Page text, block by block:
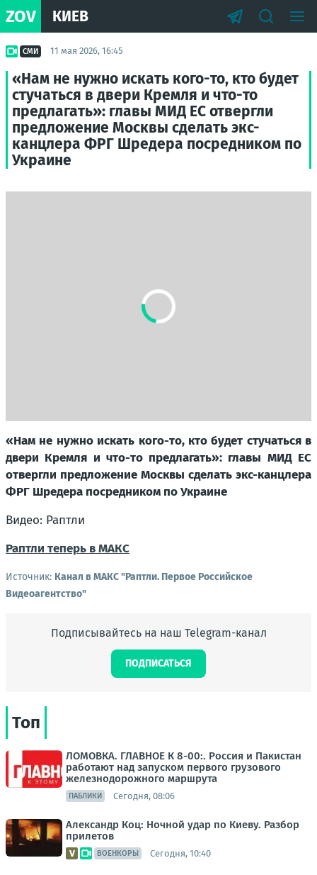
ZOV КИЕВ
СМИ 11 мая 2026, 16:45
«Нам не нужно искать кого-то, кто будет
стучаться в двери Кремля и что-то
предлагать»: главы МИД ЕС отвергли
предложение Москвы сделать экс-
канцлера ФРГ Шредера посредником по
Украине
«Нам не нужно искать кого-то, кто будет стучаться в
двери Кремля и что-то предлагать»: главы МИД ЕС
отвергли предложение Москвы сделать экс-канцлера
ФРГ Шредера посредником по Украине
Видео: Раптли
Раптли теперь в МАКС
Источник: Канал в МАКС "Раптли. Первое Российское
Видеоагентство"
Подписывайтесь на наш Telegram-канал
ПОДПИСАТЬСЯ
Топ
ЛОМОВКА. ГЛАВНОЕ К 8-00:. Россия и Пакистан
работают над запуском первого грузового
железнодорожного маршрута
ПАБЛИКИ Сегодня, 08:06
Александр Коц: Ночной удар по Киеву. Разбор
прилетов
ВОЕНКОРЫ Сегодня, 10:40